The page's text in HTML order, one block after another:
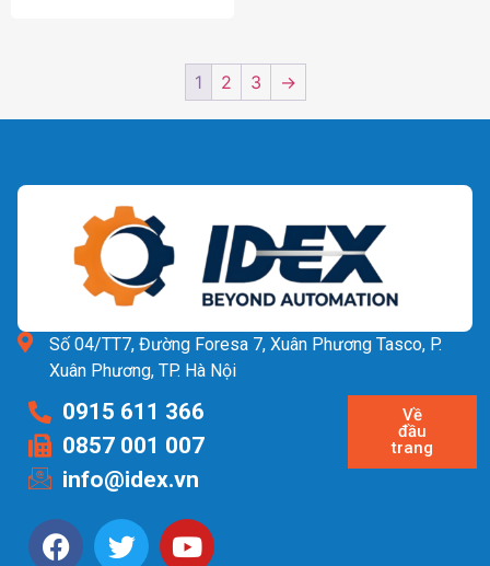
1 2 3 →
Số 04/TT7, Đường Foresa 7, Xuân Phương Tasco, P.
Xuân Phương, TP. Hà Nội
0915 611 366
0857 001 007
info@idex.vn
Về
đầu
trang